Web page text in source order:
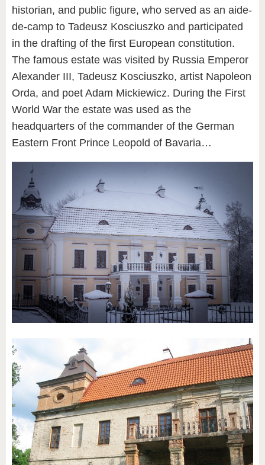
historian, and public figure, who served as an aide-
de-camp to Tadeusz Kosciuszko and participated
in the drafting of the first European constitution.
The famous estate was visited by Russia Emperor
Alexander III, Tadeusz Kosciuszko, artist Napoleon
Orda, and poet Adam Mickiewicz. During the First
World War the estate was used as the
headquarters of the commander of the German
Eastern Front Prince Leopold of Bavaria…